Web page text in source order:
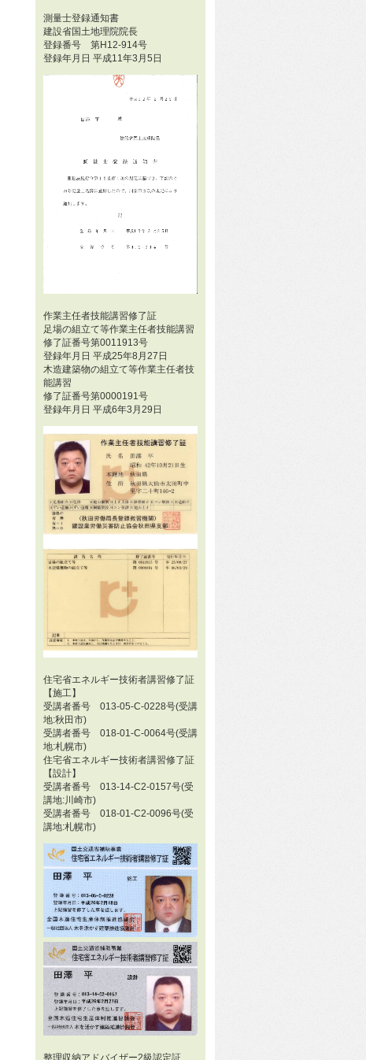
測量士登録通知書
建設省国土地理院院長
登録番号 第H12-914号
登録年月日 平成11年3月5日
作業主任者技能講習修了証
足場の組立て等作業主任者技能講習
修了証番号第0011913号
登録年月日 平成25年8月27日
木造建築物の組立て等作業主任者技
能講習
修了証番号第0000191号
登録年月日 平成6年3月29日
住宅省エネルギー技術者講習修了証
【施工】
受講者番号 013-05-C-0228号(受講
地:秋田市)
受講者番号 018-01-C-0064号(受講
地:札幌市)
住宅省エネルギー技術者講習修了証
【設計】
受講者番号 013-14-C2-0157号(受
講地:川崎市)
受講者番号 018-01-C2-0096号(受
講地:札幌市)